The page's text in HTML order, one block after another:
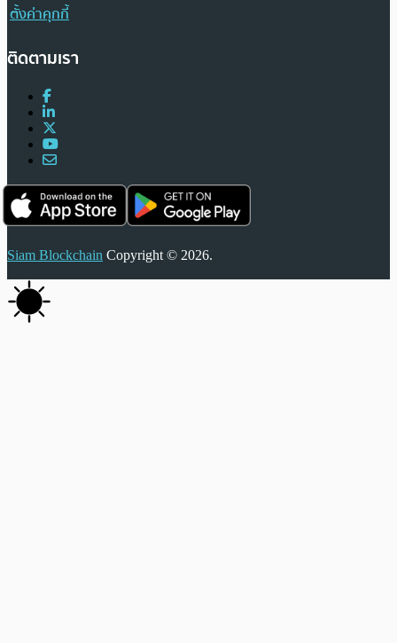
ตั้งค่าคุกกี้
ติดตามเรา
Siam Blockchain Copyright © 2026.